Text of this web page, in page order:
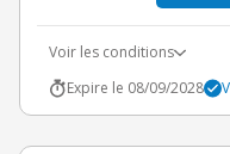
Voir les conditions
Expire le 08/09/2028